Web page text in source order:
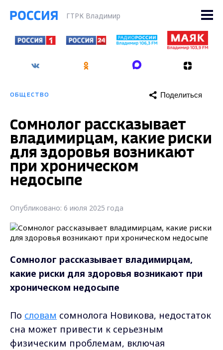
ГТРК Владимир
ОБЩЕСТВО Поделиться
Сомнолог рассказывает
владимирцам, какие риски
для здоровья возникают
при хроническом
недосыпе
Опубликовано: 6 июля 2025 года
Сомнолог рассказывает владимирцам,
какие риски для здоровья возникают при
хроническом недосыпе
По словам сомнолога Новикова, недостаток
сна может привести к серьезным
физическим проблемам, включая